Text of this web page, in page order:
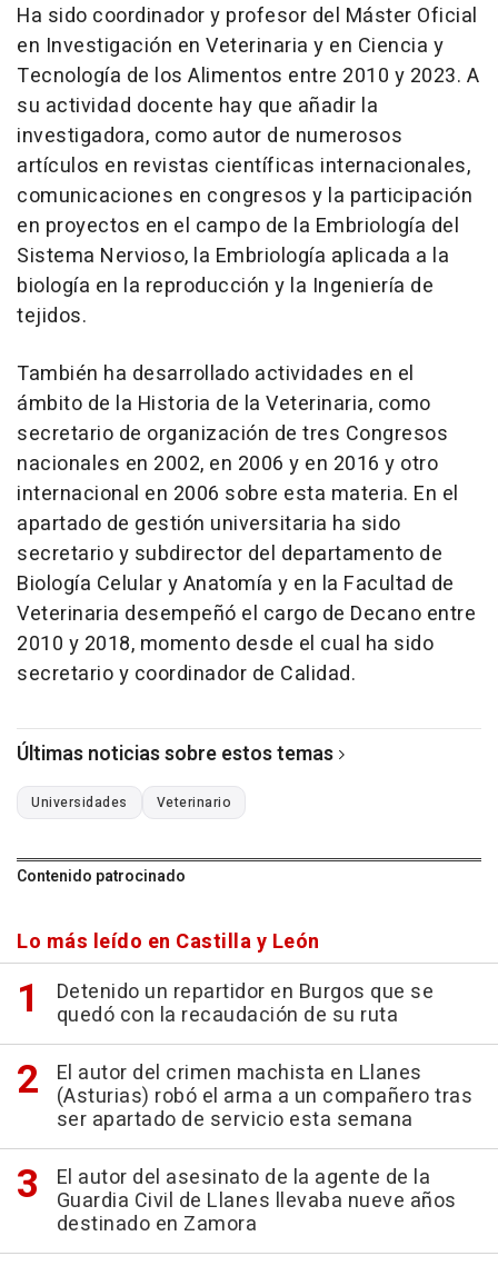
Ha sido coordinador y profesor del Máster Oficial
en Investigación en Veterinaria y en Ciencia y
Tecnología de los Alimentos entre 2010 y 2023. A
su actividad docente hay que añadir la
investigadora, como autor de numerosos
artículos en revistas científicas internacionales,
comunicaciones en congresos y la participación
en proyectos en el campo de la Embriología del
Sistema Nervioso, la Embriología aplicada a la
biología en la reproducción y la Ingeniería de
tejidos.
También ha desarrollado actividades en el
ámbito de la Historia de la Veterinaria, como
secretario de organización de tres Congresos
nacionales en 2002, en 2006 y en 2016 y otro
internacional en 2006 sobre esta materia. En el
apartado de gestión universitaria ha sido
secretario y subdirector del departamento de
Biología Celular y Anatomía y en la Facultad de
Veterinaria desempeñó el cargo de Decano entre
2010 y 2018, momento desde el cual ha sido
secretario y coordinador de Calidad.
Últimas noticias sobre estos temas
Universidades Veterinario
Contenido patrocinado
Lo más leído en Castilla y León
Detenido un repartidor en Burgos que se
quedó con la recaudación de su ruta
El autor del crimen machista en Llanes
(Asturias) robó el arma a un compañero tras
ser apartado de servicio esta semana
El autor del asesinato de la agente de la
Guardia Civil de Llanes llevaba nueve años
destinado en Zamora